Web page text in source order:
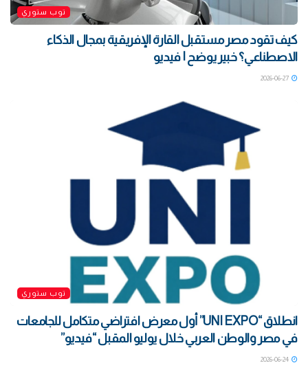
توب ستوري
كيف تقود مصر مستقبل القارة الإفريقية بمجال الذكاء
الاصطناعي؟ خبير يوضح | فيديو
توب ستوري
انطلاق “UNI EXPO” أول معرض افتراضي متكامل للجامعات
في مصر والوطن العربي خلال يوليو المقبل “فيديو”